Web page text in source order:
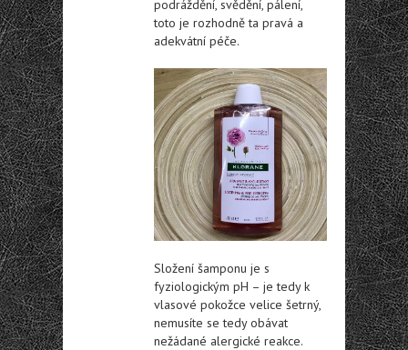
podráždění, svědění, pálení,
toto je rozhodně ta pravá a
adekvátní péče.
Složení šamponu je s
fyziologickým pH – je tedy k
vlasové pokožce velice šetrný,
nemusíte se tedy obávat
nežádané alergické reakce.